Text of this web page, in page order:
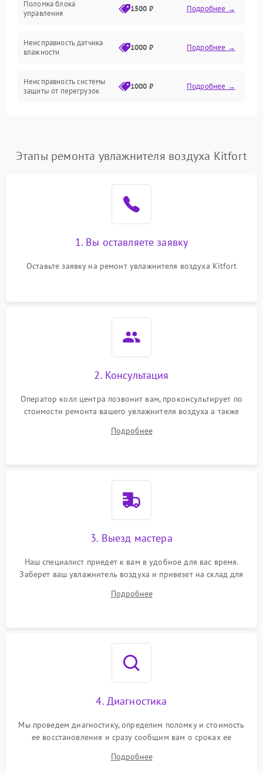
Датчики
Поломка блока
управления
1500 ₽ Подробнее →
Неисправность датчика
влажности
1000 ₽ Подробнее →
Неисправность системы
защиты от перегрузок
1000 ₽ Подробнее →
1000 ₽
Повреждение системы
перенапряжения
1000 ₽
1300 ₽
Этапы ремонта увлажнителя воздуха Kitfort
1. Вы оставляете заявку
Оставьте заявку на ремонт увлажнителя воздуха Kitfort
2. Консультация
Оператор колл центра позвонит вам, проконсультирует по
стоимости ремонта вашего увлажнителя воздуха а также
Подробнее
3. Выезд мастера
Наш специалист приедет к вам в удобное для вас время.
Заберет ваш увлажнитель воздуха и привезет на склад для
Подробнее
4. Диагностика
Мы проведем диагностику, определим поломку и стоимость
ее восстановления и сразу сообщим вам о сроках ее
Подробнее